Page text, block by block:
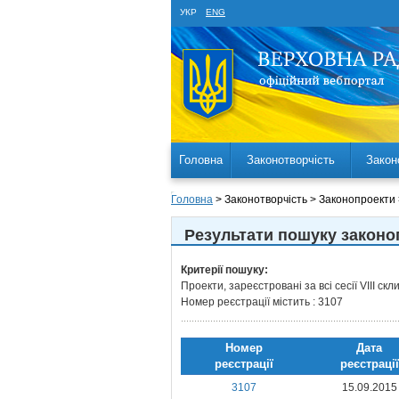
УКР ENG
Головна Законотворчість
Головна > Законотворчість > Законопроекти
Результати пошуку
Критерії пошуку:
Проекти, зареєстровані за всі сесії VIII
Номер реєстрації містить : 3107
Номер
реєстрацiї
Дата
реєстрацiї
3107 15.09.2015